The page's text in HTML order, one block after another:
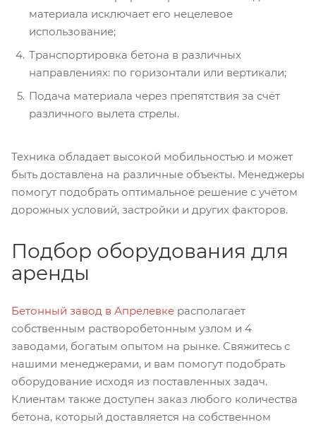
материала исключает его нецелевое
использование;
Транспортировка бетона в различных
направлениях: по горизонтали или вертикали;
Подача материала через препятствия за счёт
различного вылета стрелы.
Техника обладает высокой мобильностью и может
быть доставлена на различные объекты. Менеджеры
помогут подобрать оптимальное решение с учётом
дорожных условий, застройки и других факторов.
Подбор оборудования для
аренды
Бетонный завод в Апрелевке располагает
собственным растворобетонным узлом и 4
заводами, богатым опытом на рынке. Свяжитесь с
нашими менеджерами, и вам помогут подобрать
оборудование исходя из поставленных задач.
Клиентам также доступен заказ любого количества
бетона, который доставляется на собственном